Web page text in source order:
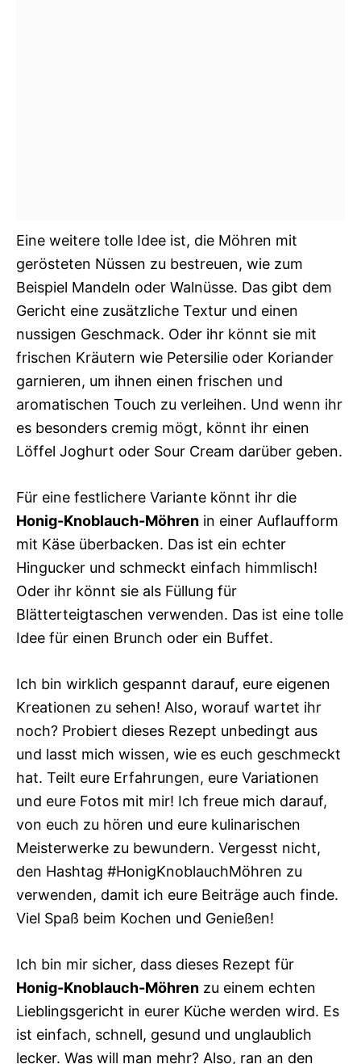
Eine weitere tolle Idee ist, die Möhren mit
gerösteten Nüssen zu bestreuen, wie zum
Beispiel Mandeln oder Walnüsse. Das gibt dem
Gericht eine zusätzliche Textur und einen
nussigen Geschmack. Oder ihr könnt sie mit
frischen Kräutern wie Petersilie oder Koriander
garnieren, um ihnen einen frischen und
aromatischen Touch zu verleihen. Und wenn ihr
es besonders cremig mögt, könnt ihr einen
Löffel Joghurt oder Sour Cream darüber geben.
Für eine festlichere Variante könnt ihr die
Honig-Knoblauch-Möhren in einer Auflaufform
mit Käse überbacken. Das ist ein echter
Hingucker und schmeckt einfach himmlisch!
Oder ihr könnt sie als Füllung für
Blätterteigtaschen verwenden. Das ist eine tolle
Idee für einen Brunch oder ein Buffet.
Ich bin wirklich gespannt darauf, eure eigenen
Kreationen zu sehen! Also, worauf wartet ihr
noch? Probiert dieses Rezept unbedingt aus
und lasst mich wissen, wie es euch geschmeckt
hat. Teilt eure Erfahrungen, eure Variationen
und eure Fotos mit mir! Ich freue mich darauf,
von euch zu hören und eure kulinarischen
Meisterwerke zu bewundern. Vergesst nicht,
den Hashtag #HonigKnoblauchMöhren zu
verwenden, damit ich eure Beiträge auch finde.
Viel Spaß beim Kochen und Genießen!
Ich bin mir sicher, dass dieses Rezept für
Honig-Knoblauch-Möhren zu einem echten
Lieblingsgericht in eurer Küche werden wird. Es
ist einfach, schnell, gesund und unglaublich
lecker. Was will man mehr? Also, ran an den